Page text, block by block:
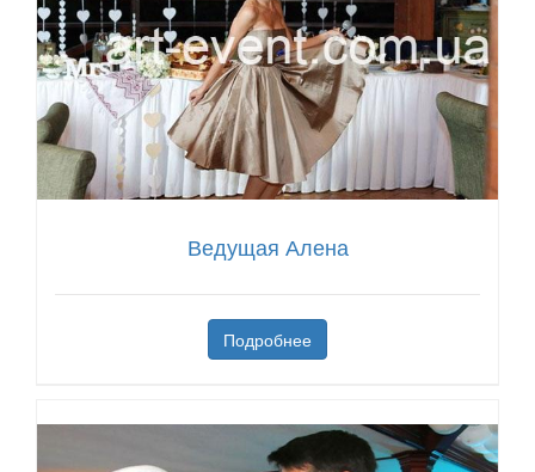
Ведущая Алена
Подробнее